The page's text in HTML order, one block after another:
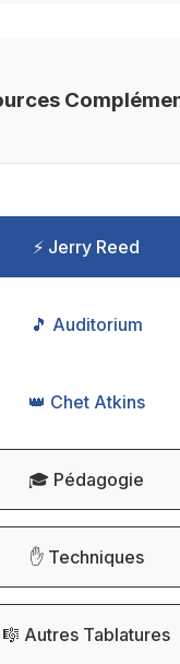
⚡ Jerry Reed
🎵 Auditorium
👑 Chet Atkins
🎓 Pédagogie
✋ Techniques
🎼 Autres Tablatures